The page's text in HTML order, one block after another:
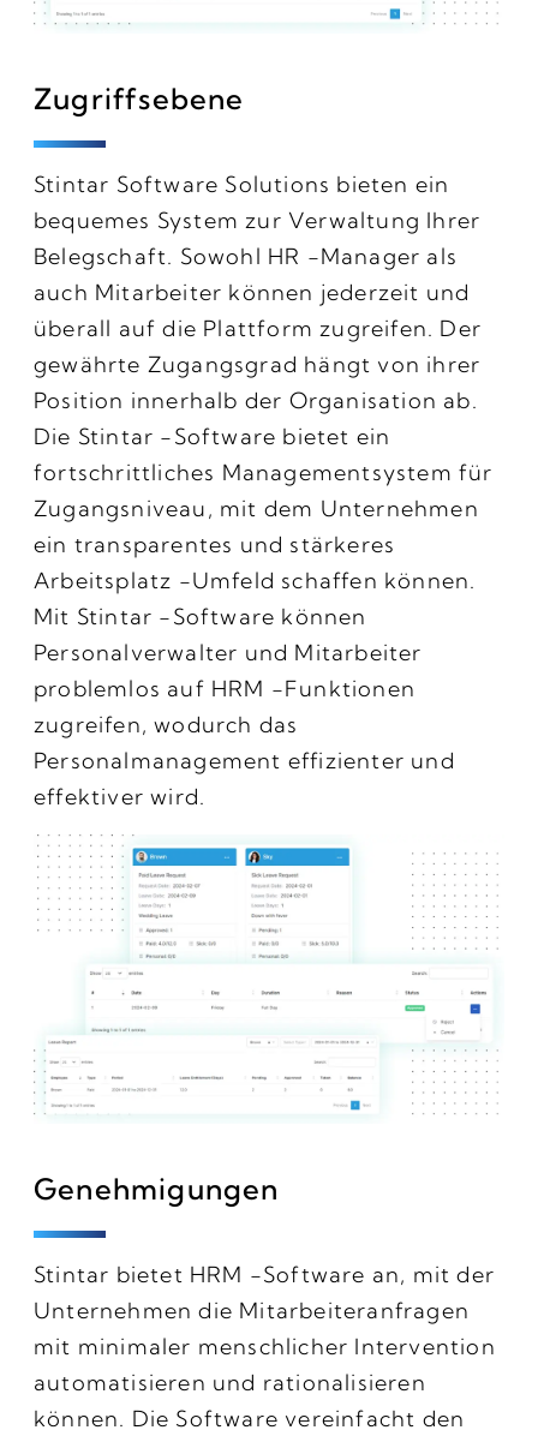
Zugriffsebene
Stintar Software Solutions bieten ein
bequemes System zur Verwaltung Ihrer
Belegschaft. Sowohl HR -Manager als
auch Mitarbeiter können jederzeit und
überall auf die Plattform zugreifen. Der
gewährte Zugangsgrad hängt von ihrer
Position innerhalb der Organisation ab.
Die Stintar -Software bietet ein
fortschrittliches Managementsystem für
Zugangsniveau, mit dem Unternehmen
ein transparentes und stärkeres
Arbeitsplatz -Umfeld schaffen können.
Mit Stintar -Software können
Personalverwalter und Mitarbeiter
problemlos auf HRM -Funktionen
zugreifen, wodurch das
Personalmanagement effizienter und
effektiver wird.
Genehmigungen
Stintar bietet HRM -Software an, mit der
Unternehmen die Mitarbeiteranfragen
mit minimaler menschlicher Intervention
automatisieren und rationalisieren
können. Die Software vereinfacht den